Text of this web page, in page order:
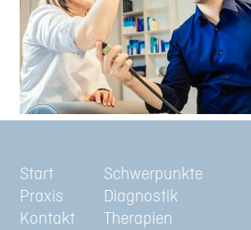
Start
Praxis
Kontakt
Schwerpunkte
Diagnostik
Therapien